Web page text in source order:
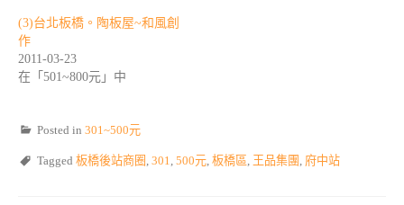
(3)台北板橋。陶板屋~和風創
作
2011-03-23
在「501~800元」中
Posted in 301~500元
Tagged 板橋後站商圈 301 500元 板橋區 王品集團 府中站